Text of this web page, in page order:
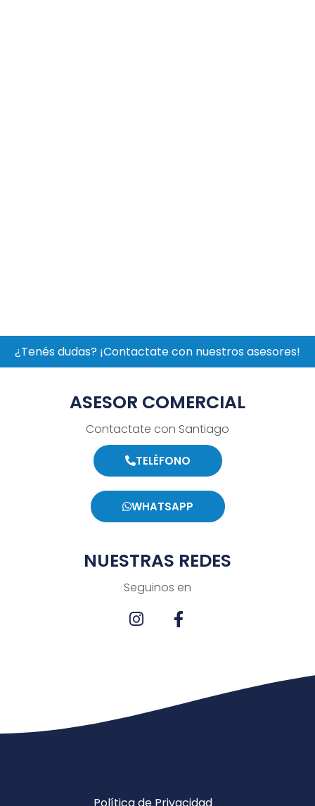
¿Tenés dudas? ¡Contactate con nuestros asesores!
ASESOR COMERCIAL
Contactate con Santiago
TELÉFONO
WHATSAPP
NUESTRAS REDES
Seguinos en